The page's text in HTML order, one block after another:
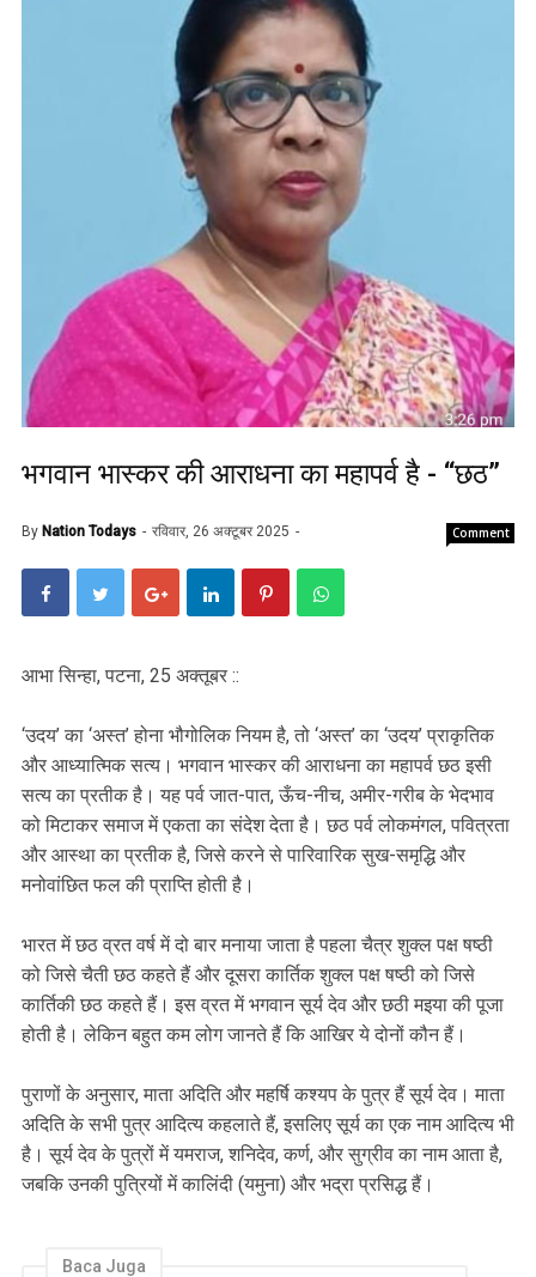
भगवान भास्कर की आराधना का महापर्व है - “छठ”
By Nation Todays रविवार, 26 अक्टूबर 2025 Comment
आभा सिन्हा, पटना, 25 अक्तूबर ::
‘उदय’ का ‘अस्त’ होना भौगोलिक नियम है, तो ‘अस्त’ का ‘उदय’ प्राकृतिक
और आध्यात्मिक सत्य। भगवान भास्कर की आराधना का महापर्व छठ इसी
सत्य का प्रतीक है। यह पर्व जात-पात, ऊँच-नीच, अमीर-गरीब के भेदभाव
को मिटाकर समाज में एकता का संदेश देता है। छठ पर्व लोकमंगल, पवित्रता
और आस्था का प्रतीक है, जिसे करने से पारिवारिक सुख-समृद्धि और
मनोवांछित फल की प्राप्ति होती है।
भारत में छठ व्रत वर्ष में दो बार मनाया जाता है पहला चैत्र शुक्ल पक्ष षष्ठी
को जिसे चैती छठ कहते हैं और दूसरा कार्तिक शुक्ल पक्ष षष्ठी को जिसे
कार्तिकी छठ कहते हैं। इस व्रत में भगवान सूर्य देव और छठी म‌इया की पूजा
होती है। लेकिन बहुत कम लोग जानते हैं कि आखिर ये दोनों कौन हैं।
पुराणों के अनुसार, माता अदिति और महर्षि कश्यप के पुत्र हैं सूर्य देव। माता
अदिति के सभी पुत्र आदित्य कहलाते हैं, इसलिए सूर्य का एक नाम आदित्य भी
है। सूर्य देव के पुत्रों में यमराज, शनिदेव, कर्ण, और सुग्रीव का नाम आता है,
जबकि उनकी पुत्रियों में कालिंदी (यमुना) और भद्रा प्रसिद्ध हैं।
Baca Juga